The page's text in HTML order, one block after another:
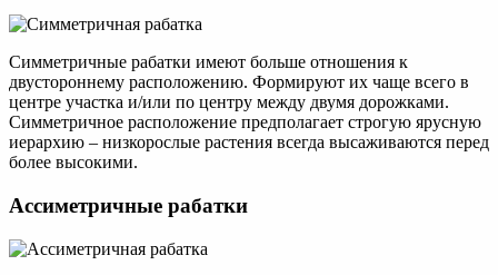
Симметричные рабатки имеют больше отношения к
двустороннему расположению. Формируют их чаще всего в
центре участка и/или по центру между двумя дорожками.
Симметричное расположение предполагает строгую ярусную
иерархию – низкорослые растения всегда высаживаются перед
более высокими.
Ассиметричные рабатки